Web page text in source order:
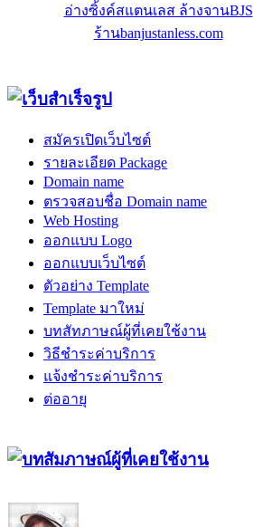
อ่างซิ้งค์สแตนเลส ล้างจานBJS
ร้านbanjustanless.com
สมัครเปิดเว็บไซต์
รายละเอียด Package
Domain name
ตรวจสอบชื่อ Domain name
Web Hosting
ออกแบบ Logo
ออกแบบเว็บไซต์
ตัวอย่าง Template
Template มาใหม่
บทสัทภาษณ์ผู้ที่เคยใช้งาน
วิธีชำระค่าบริการ
แจ้งชำระค่าบริการ
ต่ออายุ